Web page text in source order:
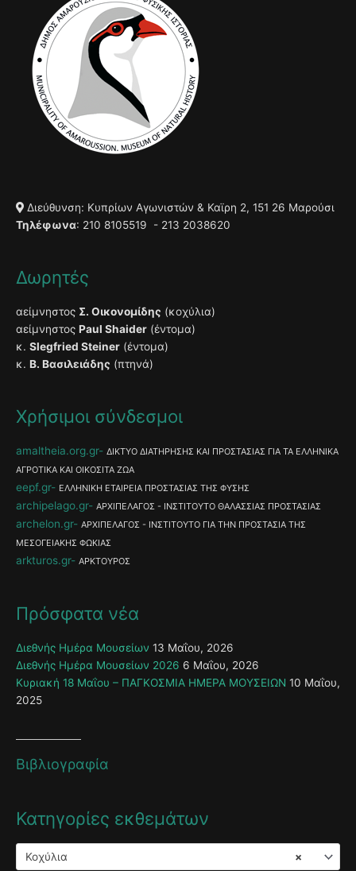
Διεύθυνση: Κυπρίων Αγωνιστών & Καϊρη 2, 151 26 Μαρούσι
Τηλέφωνα: 210 8105519 - 213 2038620
Δωρητές
αείμνηστος Σ. Οικονομίδης (κοχύλια)
αείμνηστος Paul Shaider (έντομα)
κ. Slegfried Steiner (έντομα)
κ. Β. Βασιλειάδης (πτηνά)
Χρήσιμοι σύνδεσμοι
amaltheia.org.gr
ΔΙΚΤΥΟ ΔΙΑΤΗΡΗΣΗΣ ΚΑΙ ΠΡΟΣΤΑΣΙΑΣ ΓΙΑ ΤΑ ΕΛΛΗΝΙΚΑ
ΑΓΡΟΤΙΚΑ ΚΑΙ ΟΙΚΟΣΙΤΑ ΖΩΑ
eepf.gr ΕΛΛΗΝΙΚΗ ΕΤΑΙΡΕΙΑ ΠΡΟΣΤΑΣΙΑΣ ΤΗΣ ΦΥΣΗΣ
archipelago.gr ΑΡΧΙΠΕΛΑΓΟΣ - ΙΝΣΤΙΤΟΥΤΟ ΘΑΛΑΣΣΙΑΣ ΠΡΟΣΤΑΣΙΑΣ
archelon.gr
ΑΡΧΙΠΕΛΑΓΟΣ - ΙΝΣΤΙΤΟΥΤΟ ΓΙΑ ΤΗΝ ΠΡΟΣΤΑΣΙΑ ΤΗΣ
ΜΕΣΟΓΕΙΑΚΗΣ ΦΩΚΙΑΣ
arkturos.gr ΑΡΚΤΟΥΡΟΣ
Πρόσφατα νέα
Διεθνής Ημέρα Μουσείων 13 Μαΐου, 2026
Διεθνής Ημέρα Μουσείων 2026 6 Μαΐου, 2026
Κυριακή 18 Μαΐου – ΠΑΓΚΟΣΜΙΑ ΗΜΕΡΑ ΜΟΥΣΕΙΩΝ 10 Μαΐου,
2025
Βιβλιογραφία
Κατηγορίες εκθεμάτων
×
Κοχύλια